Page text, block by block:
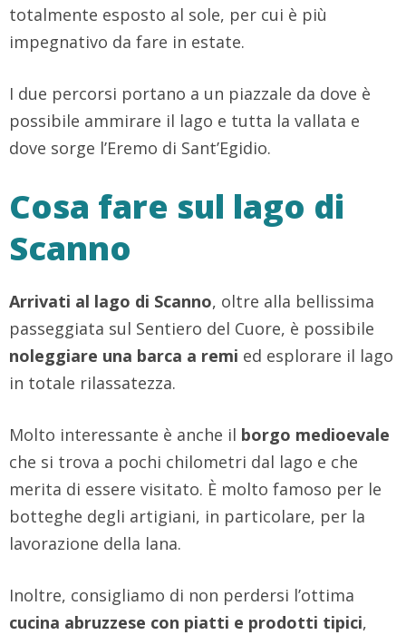
totalmente esposto al sole, per cui è più
impegnativo da fare in estate.
I due percorsi portano a un piazzale da dove è
possibile ammirare il lago e tutta la vallata e
dove sorge l’Eremo di Sant’Egidio.
Cosa fare sul lago di
Scanno
Arrivati al lago di Scanno, oltre alla bellissima
passeggiata sul Sentiero del Cuore, è possibile
noleggiare una barca a remi ed esplorare il lago
in totale rilassatezza.
Molto interessante è anche il borgo medioevale
che si trova a pochi chilometri dal lago e che
merita di essere visitato. È molto famoso per le
botteghe degli artigiani, in particolare, per la
lavorazione della lana.
Inoltre, consigliamo di non perdersi l’ottima
cucina abruzzese con piatti e prodotti tipici,